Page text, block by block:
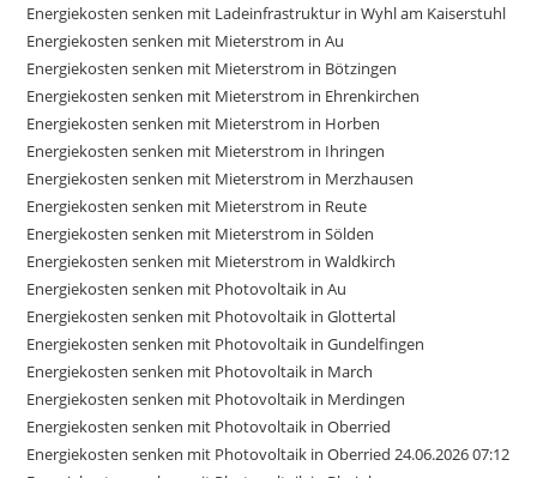
Energiekosten senken mit Ladeinfrastruktur in Wyhl am Kaiserstuhl
Energiekosten senken mit Mieterstrom in Au
Energiekosten senken mit Mieterstrom in Bötzingen
Energiekosten senken mit Mieterstrom in Ehrenkirchen
Energiekosten senken mit Mieterstrom in Horben
Energiekosten senken mit Mieterstrom in Ihringen
Energiekosten senken mit Mieterstrom in Merzhausen
Energiekosten senken mit Mieterstrom in Reute
Energiekosten senken mit Mieterstrom in Sölden
Energiekosten senken mit Mieterstrom in Waldkirch
Energiekosten senken mit Photovoltaik in Au
Energiekosten senken mit Photovoltaik in Glottertal
Energiekosten senken mit Photovoltaik in Gundelfingen
Energiekosten senken mit Photovoltaik in March
Energiekosten senken mit Photovoltaik in Merdingen
Energiekosten senken mit Photovoltaik in Oberried
Energiekosten senken mit Photovoltaik in Oberried 24.06.2026 07:12